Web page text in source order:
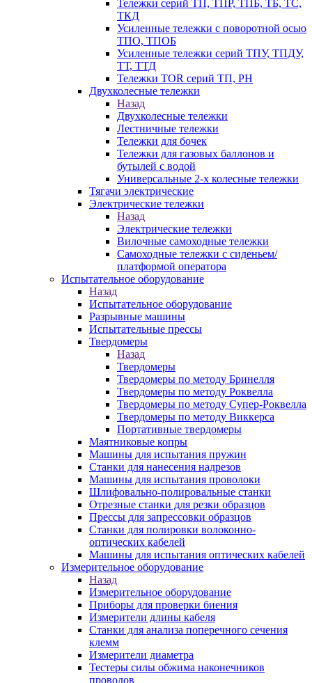
Тележки серий ТП, ТПР, ТПБ, ТБ, ТС,
ТКД
Усиленные тележки с поворотной осью
ТПО, ТПОБ
Усиленные тележки серий ТПУ, ТПДУ,
ТТ, ТТД
Тележки TOR серий ТП, PH
Двухколесные тележки
Назад
Двухколесные тележки
Лестничные тележки
Тележки для бочек
Тележки для газовых баллонов и
бутылей с водой
Универсальные 2-х колесные тележки
Тягачи электрические
Электрические тележки
Назад
Электрические тележки
Вилочные самоходные тележки
Самоходные тележки с сиденьем/
платформой оператора
Испытательное оборудование
Назад
Испытательное оборудование
Разрывные машины
Испытательные прессы
Твердомеры
Назад
Твердомеры
Твердомеры по методу Бринелля
Твердомеры по методу Роквелла
Твердомеры по методу Супер-Роквелла
Твердомеры по методу Виккерса
Портативные твердомеры
Маятниковые копры
Машины для испытания пружин
Станки для нанесения надрезов
Машины для испытания проволоки
Шлифовально-полировальные станки
Отрезные станки для резки образцов
Прессы для запрессовки образцов
Станки для полировки волоконно-
оптических кабелей
Машины для испытания оптических кабелей
Измерительное оборудование
Назад
Измерительное оборудование
Приборы для проверки биения
Измерители длины кабеля
Станки для анализа поперечного сечения
клемм
Измерители диаметра
Тестеры силы обжима наконечников
проводов